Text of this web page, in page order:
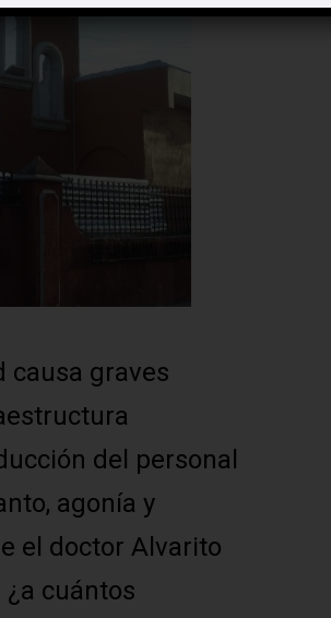
causa graves
del personal
agonía y
el doctor Alvarito
cuántos